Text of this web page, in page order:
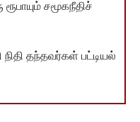
சமூகநீதிச்
தந்தவர்கள் பட்டியல்